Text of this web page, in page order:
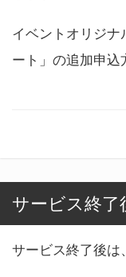
イベントオリジナ
ート」の追加申込
サービス終了
サービス終了後は